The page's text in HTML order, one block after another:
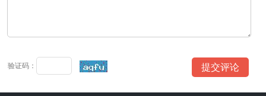
验证码：